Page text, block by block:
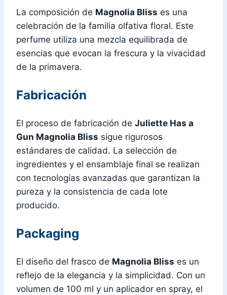
La composición de Magnolia Bliss es una
celebración de la familia olfativa floral. Este
perfume utiliza una mezcla equilibrada de
esencias que evocan la frescura y la vivacidad
de la primavera.
Fabricación
El proceso de fabricación de Juliette Has a
Gun Magnolia Bliss sigue rigurosos
estándares de calidad. La selección de
ingredientes y el ensamblaje final se realizan
con tecnologías avanzadas que garantizan la
pureza y la consistencia de cada lote
producido.
Packaging
El diseño del frasco de Magnolia Bliss es un
reflejo de la elegancia y la simplicidad. Con un
volumen de 100 ml y un aplicador en spray, el